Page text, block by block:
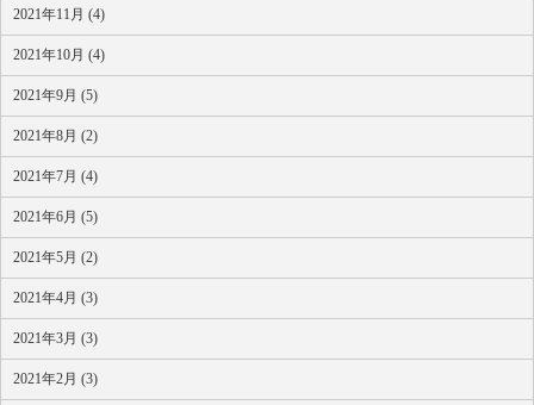
2021年11月 (4)
2021年10月 (4)
2021年9月 (5)
2021年8月 (2)
2021年7月 (4)
2021年6月 (5)
2021年5月 (2)
2021年4月 (3)
2021年3月 (3)
2021年2月 (3)